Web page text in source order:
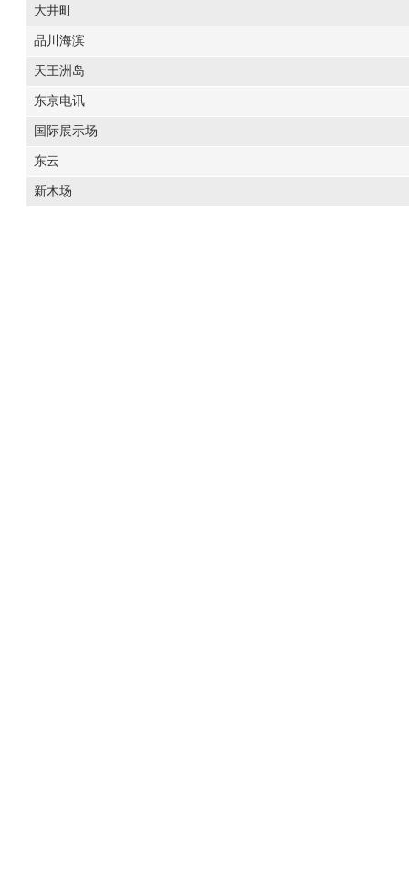
大井町
品川海滨
天王洲岛
东京电讯
国际展示场
东云
新木场